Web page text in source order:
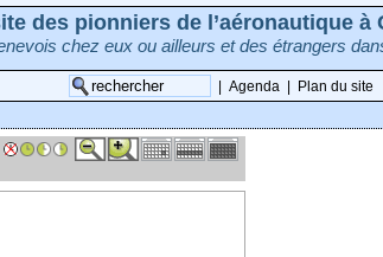
des pionniers de l’aéronautique à
chez eux ou ailleurs et des étrangers
Agenda Plan du site